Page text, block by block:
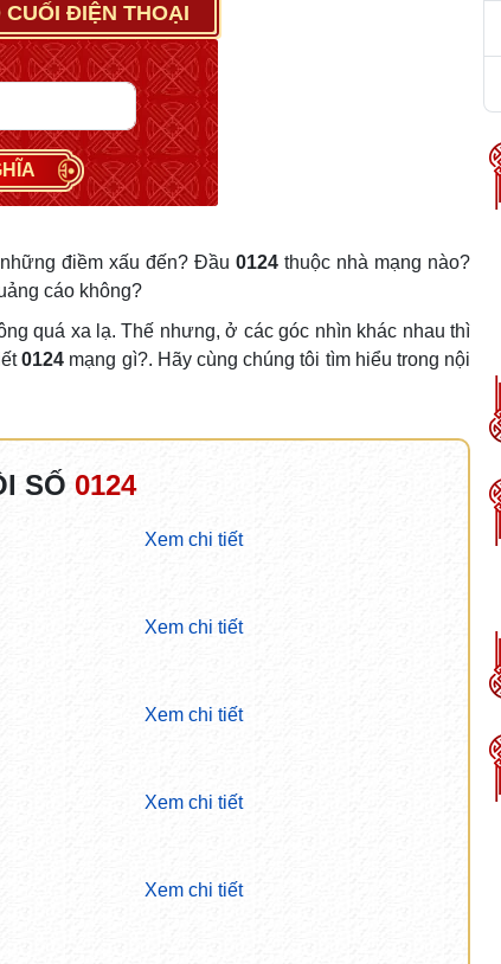
CUỐI ĐIỆN THOẠI
điềm xấu đến? Đầu 0124thuộc nhà mạng nào?
cáo không?
quá xa lạ. Thế nhưng, ở các góc nhìn khác nhau thì
0124 mạng gì?. Hãy cùng chúng tôi tìm hiểu trong nội
SỐ 0124
Xem chi tiết
Xem chi tiết
Xem chi tiết
Xem chi tiết
Xem chi tiết